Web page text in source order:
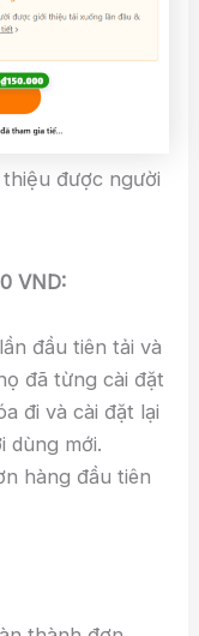
được người
VND:
đầu tiên tải và
đã từng cài đặt
đi và cài đặt lại
dùng mới.
hàng đầu tiên